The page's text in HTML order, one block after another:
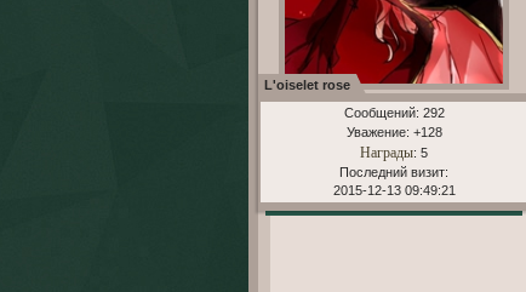
L'oiselet rose
Сообщений: 292
Уважение: +128
Награды: 5
Последний визит:
2015-12-13 09:49:21